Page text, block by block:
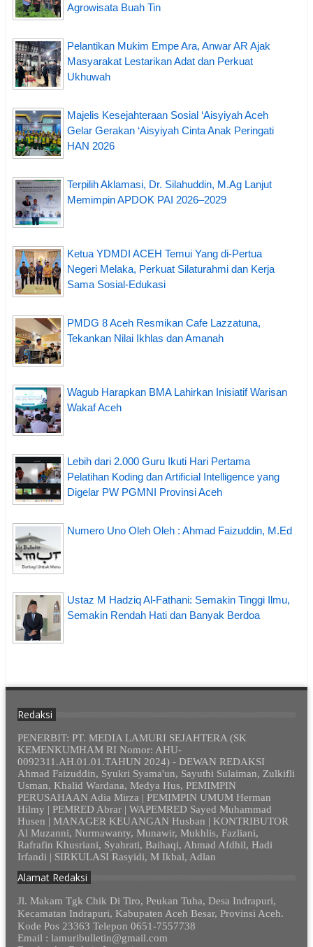
Agrowisata Buah Tin
Pelantikan Mukim Empe Ara, Anwar AR Ajak
Masyarakat Lestarikan Adat dan Perkuat
Ukhuwah
Majelis Kesejahteraan Sosial ‘Aisyiyah Aceh
Gelar Gerakan ‘Aisyiyah Cinta Anak Peringati
HAN 2026
Terpilih Aklamasi, Dr. Silahuddin, M.Ag Lanjut
Memimpin APDOK PAI 2026–2029
Ketua YDMDI ACEH Temui Yang di-Pertua
Negeri Melaka, Perkuat Silaturahmi dan Kerja
Sama Sosial-Edukasi
PMDG 8 Aceh Resmikan Cafe Lazzatuna,
Tekankan Nilai Ikhlas dan Amanah
Wagub Harapkan BMA Lahirkan Inisiatif Warisan
Wakaf Aceh
Lebih dari 2.000 Guru Ikuti Hari Pertama
Pelatihan Koding dan Artificial Intelligence yang
Digelar PW PGMNI Provinsi Aceh
Numero Uno Oleh Oleh : Ahmad Faizuddin, M.Ed
Ustaz M Hadziq Al-Fathani: Semakin Tinggi Ilmu,
Semakin Rendah Hati dan Banyak Berdoa
Redaksi
PENERBIT: PT. MEDIA LAMURI SEJAHTERA (SK
KEMENKUMHAM RI Nomor: AHU-
0092311.AH.01.01.TAHUN 2024) - DEWAN REDAKSI
Ahmad Faizuddin, Syukri Syama'un, Sayuthi Sulaiman, Zulkifli
Usman, Khalid Wardana, Medya Hus, PEMIMPIN
PERUSAHAAN Adia Mirza | PEMIMPIN UMUM Herman
Hilmy | PEMRED Abrar | WAPEMRED Sayed Muhammad
Husen | MANAGER KEUANGAN Husban | KONTRIBUTOR
Al Muzanni, Nurmawanty, Munawir, Mukhlis, Fazliani,
Rafrafin Khusriani, Syahrati, Baihaqi, Ahmad Afdhil, Hadi
Irfandi | SIRKULASI Rasyidi, M Ikbal, Adlan
Alamat Redaksi
Jl. Makam Tgk Chik Di Tiro, Peukan Tuha, Desa Indrapuri,
Kecamatan Indrapuri, Kabupaten Aceh Besar, Provinsi Aceh.
Kode Pos 23363 Telepon 0651-7557738
Email : lamuribulletin@gmail.com